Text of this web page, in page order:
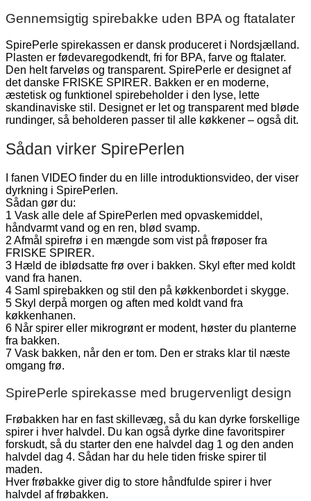
Gennemsigtig spirebakke uden BPA og ftatalater
SpirePerle spirekassen er dansk produceret i Nordsjælland.
Plasten er fødevaregodkendt, fri for BPA, farve og ftalater.
Den helt farveløs og transparent. SpirePerle er designet af
det danske FRISKE SPIRER. Bakken er en moderne,
æstetisk og funktionel spirebeholder i den lyse, lette
skandinaviske stil. Designet er let og transparent med bløde
rundinger, så beholderen passer til alle køkkener – også dit.
Sådan virker SpirePerlen
I fanen VIDEO finder du en lille introduktionsvideo, der viser
dyrkning i SpirePerlen.
Sådan gør du:
1 Vask alle dele af SpirePerlen med opvaskemiddel,
håndvarmt vand og en ren, blød svamp.
2 Afmål spirefrø i en mængde som vist på frøposer fra
FRISKE SPIRER.
3 Hæld de iblødsatte frø over i bakken. Skyl efter med koldt
vand fra hanen.
4 Saml spirebakken og stil den på køkkenbordet i skygge.
5 Skyl derpå morgen og aften med koldt vand fra
køkkenhanen.
6 Når spirer eller mikrogrønt er modent, høster du planterne
fra bakken.
7 Vask bakken, når den er tom. Den er straks klar til næste
omgang frø.
SpirePerle spirekasse med brugervenligt design
Frøbakken har en fast skillevæg, så du kan dyrke forskellige
spirer i hver halvdel. Du kan også dyrke dine favoritspirer
forskudt, så du starter den ene halvdel dag 1 og den anden
halvdel dag 4. Sådan har du hele tiden friske spirer til
maden.
Hver frøbakke giver dig to store håndfulde spirer i hver
halvdel af frøbakken.